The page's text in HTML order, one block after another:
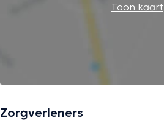
Toon kaart
Zorgverleners